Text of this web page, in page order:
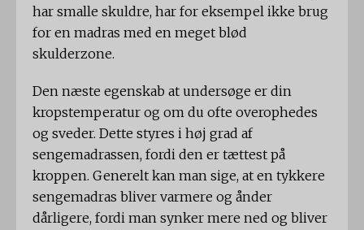
har smalle skuldre, har for eksempel ikke brug
for en madras med en meget blød
skulderzone.
Den næste egenskab at undersøge er din
kropstemperatur og om du ofte overophedes
og sveder. Dette styres i høj grad af
sengemadrassen, fordi den er tættest på
kroppen. Generelt kan man sige, at en tykkere
sengemadras bliver varmere og ånder
dårligere, fordi man synker mere ned og bliver